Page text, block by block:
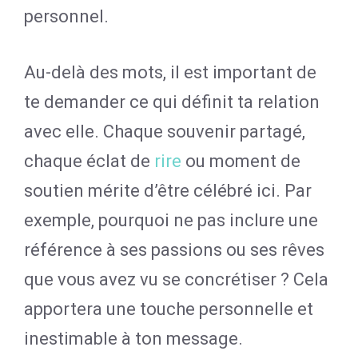
personnel.
Au-delà des mots, il est important de
te demander ce qui définit ta relation
avec elle. Chaque souvenir partagé,
chaque éclat de rire ou moment de
soutien mérite d’être célébré ici. Par
exemple, pourquoi ne pas inclure une
référence à ses passions ou ses rêves
que vous avez vu se concrétiser ? Cela
apportera une touche personnelle et
inestimable à ton message.